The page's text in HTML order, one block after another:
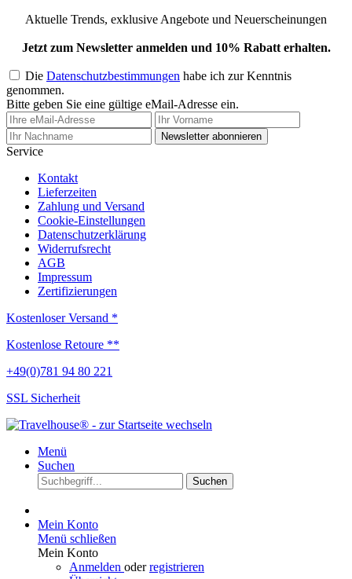
Aktuelle Trends, exklusive Angebote und Neuerscheinungen
Jetzt zum Newsletter anmelden und 10% Rabatt erhalten.
Die Datenschutzbestimmungen habe ich zur Kenntnis
genommen.
Bitte geben Sie eine gültige eMail-Adresse ein.
Newsletter abonnieren
Service
Kontakt
Lieferzeiten
Zahlung und Versand
Cookie-Einstellungen
Datenschutzerklärung
Widerrufsrecht
AGB
Impressum
Zertifizierungen
Kostenloser Versand *
Kostenlose Retoure **
+49(0)781 94 80 221
SSL Sicherheit
Menü
Suchen
Suchen
Mein Konto
Menü schließen
Mein Konto
Anmelden oderregistrieren